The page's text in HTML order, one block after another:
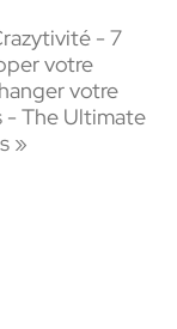
- 7
votre
votre
- The Ultimate
»